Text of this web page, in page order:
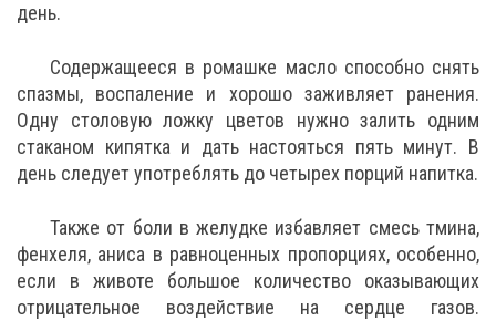
день.
Содержащееся в ромашке масло способно снять
спазмы, воспаление и хорошо заживляет ранения.
Одну столовую ложку цветов нужно залить одним
стаканом кипятка и дать настояться пять минут. В
день следует употреблять до четырех порций напитка.
Также от боли в желудке избавляет смесь тмина,
фенхеля, аниса в равноценных пропорциях, особенно,
если в животе большое количество оказывающих
отрицательное воздействие на сердце газов.